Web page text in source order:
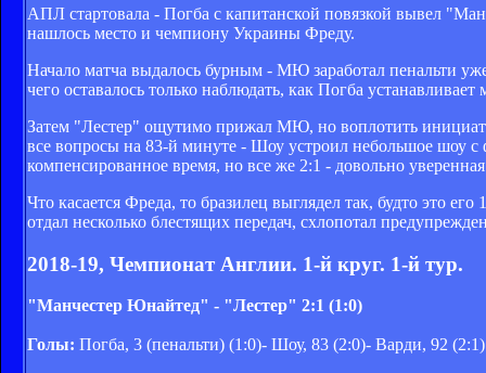
АПЛ стартовала - Погба с капитанской повязкой вывел
нашлось место и чемпиону Украины Фреду.
Начало матча выдалось бурным - МЮ заработал пенальти
чего оставалось только наблюдать, как Погба
Затем "Лестер" ощутимо прижал МЮ, но воплотить
все вопросы на 83-й минуте - Шоу устроил небольшое шоу
компенсированное время, но все же 2:1 - довольно
Что касается Фреда, то бразилец выглядел так, будто это
отдал несколько блестящих передач, схлопотал
2018-19, Чемпионат Англии. 1-й круг. 1-й тур.
"Манчестер Юнайтед" - "Лестер" 2:1 (1:0)
Голы: Погба, 3 (пенальти) (1:0)- Шоу, 83 (2:0)- Варди, 92 (2:1)